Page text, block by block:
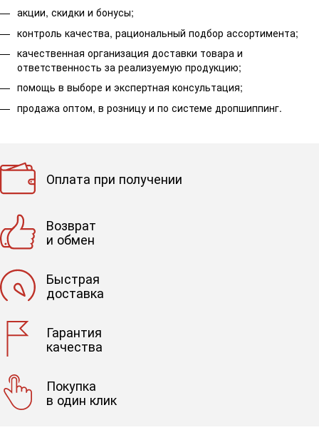
акции, скидки и бонусы;
контроль качества, рациональный подбор ассортимента;
качественная организация доставки товара и
ответственность за реализуемую продукцию;
помощь в выборе и экспертная консультация;
продажа оптом, в розницу и по системе дропшиппинг.
Оплата при получении
Возврат
и обмен
Быстрая
доставка
Гарантия
качества
Покупка
в один клик